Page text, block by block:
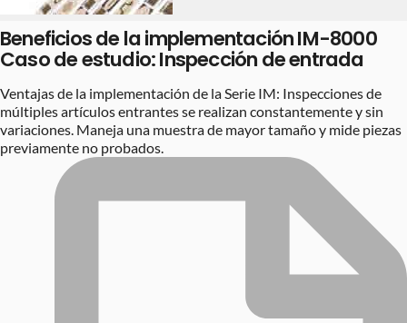
Beneficios de la implementación IM-8000
Caso de estudio: Inspección de entrada
Ventajas de la implementación de la Serie IM: Inspecciones de
múltiples artículos entrantes se realizan constantemente y sin
variaciones. Maneja una muestra de mayor tamaño y mide piezas
previamente no probados.